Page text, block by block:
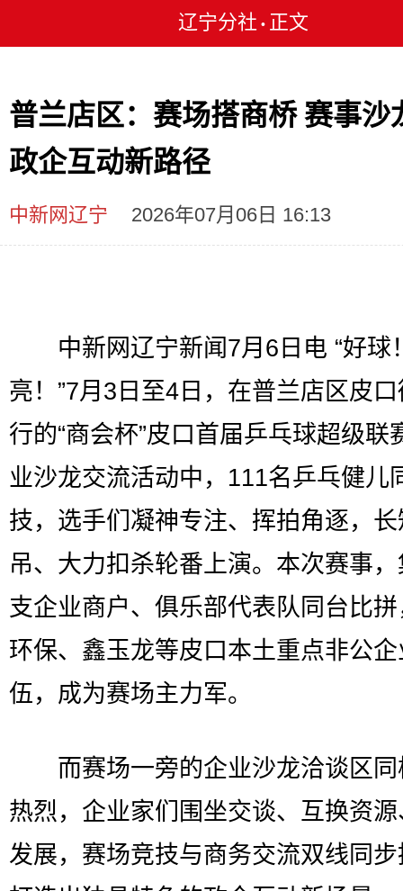
辽宁分社 • 正文
普兰店区：赛场搭商桥 赛事沙
政企互动新路径
中新网辽宁 2026年07月06日 16:13
中新网辽宁新闻7月6日电 “好球
亮！”7月3日至4日，在普兰店区皮
行的“商会杯”皮口首届乒乓球超级联
业沙龙交流活动中，111名乒乓健儿
技，选手们凝神专注、挥拍角逐，
吊、大力扣杀轮番上演。本次赛事
支企业商户、俱乐部代表队同台比
环保、鑫玉龙等皮口本土重点非公
伍，成为赛场主力军。
而赛场一旁的企业沙龙洽谈区同
热烈，企业家们围坐交谈、互换资
发展，赛场竞技与商务交流双线同